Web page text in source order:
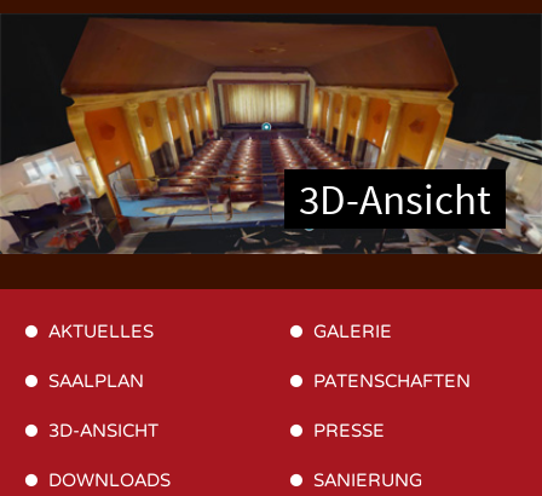
3D-Ansicht
AKTUELLES
SAALPLAN
3D-ANSICHT
DOWNLOADS
GALERIE
PATENSCHAFTEN
PRESSE
SANIERUNG